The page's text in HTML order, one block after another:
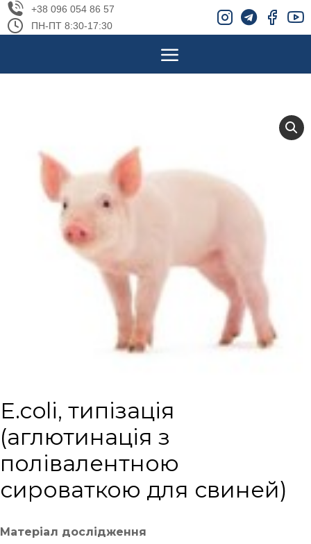
+38 096 054 86 57
ПН-ПТ 8:30-17:30
E.coli, типізація
(аглютинація з
полівалентною
сироваткою для свиней)
Матеріал дослідження